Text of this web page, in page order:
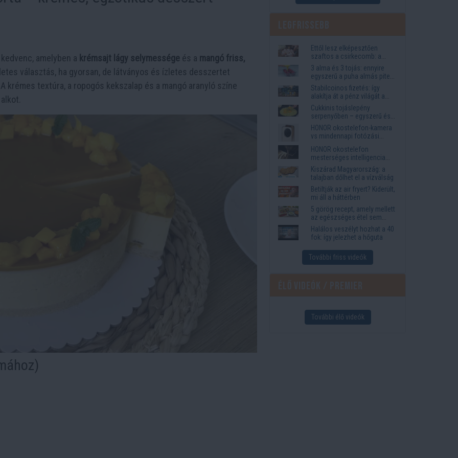
amelyben a krémsajt lágy selymessége és a mangó friss,
választás, ha gyorsan, de látványos és ízletes desszertet
textúra, a ropogós kekszalap és a mangó aranyló színe
Ettől lesz elképesztően
szaftos a csirkecomb: a
sörös pác a titok
3 alma és 3 tojás: ennyire
egyszerű a puha almás pite
titka
Stabilcoinos fizetés: így
alakítja át a pénz világát a
Visa, a Mastercard és a
Western Union
Cukkinis tojáslepény
serpenyőben – egyszerű és
laktató vacsora
HONOR okostelefon-kamera
vs mindennapi fotózási
igények
HONOR okostelefon
mesterséges intelligencia
funkciók, amelyek
megkönnyítik az életet
Kiszárad Magyarország: a
talajban dőlhet el a vízválság
Betiltják az air fryert? Kiderült,
mi áll a háttérben
5 görög recept, amely mellett
az egészséges étel sem
tűnik lemondásnak
Halálos veszélyt hozhat a 40
fok: így jelezhet a hőguta
További friss videók
További élő videók